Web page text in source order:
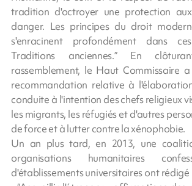
tradition d'octroyer une protection
danger. Les principes du droit
s'enracinent profondément dans
Traditions anciennes.” En
rassemblement, le Haut Commissaire
recommandation relative à
conduite à l'intention des chefs religieux
les migrants, les réfugiés et d'autres
de force et à lutter contre la xénophobie.
Un an plus tard, en 2013, une
organisations humanitaires
d'établissements universitaires ont